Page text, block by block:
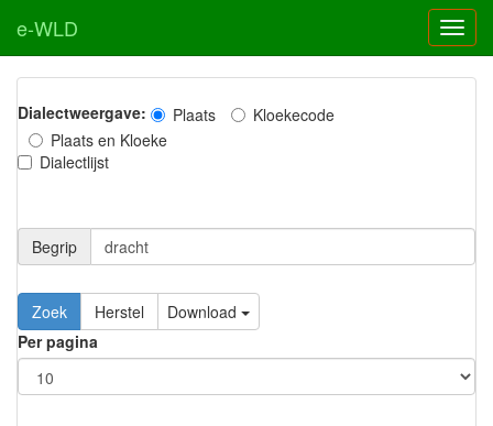
e-WLD
Dialectweergave: Plaats
Kloekecode
Plaats en Kloeke
Dialectlijst
Begrip
Zoek Herstel
Download
Per pagina